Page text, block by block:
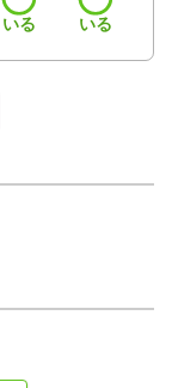
いる いる